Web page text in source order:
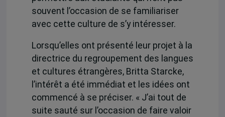
souvent l’occasion de se familiariser
avec cette culture de s’y intéresser.
Lorsqu’elles ont présenté leur projet à la
directrice du regroupement des langues
et cultures étrangères, Britta Starcke,
l’intérêt a été immédiat et les idées ont
commencé à se préciser. « J’ai tout de
suite sauté sur l’occasion de faire valoir